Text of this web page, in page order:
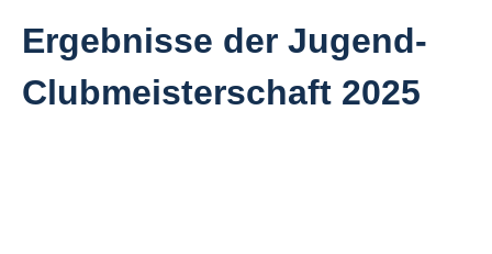
Ergebnisse der Jugend-
Clubmeisterschaft 2025